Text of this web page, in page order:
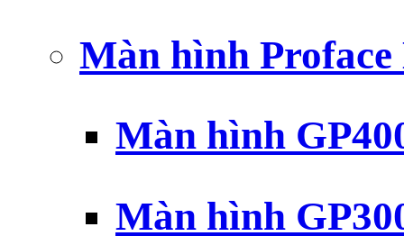
Màn hình
Màn hình
Màn hình